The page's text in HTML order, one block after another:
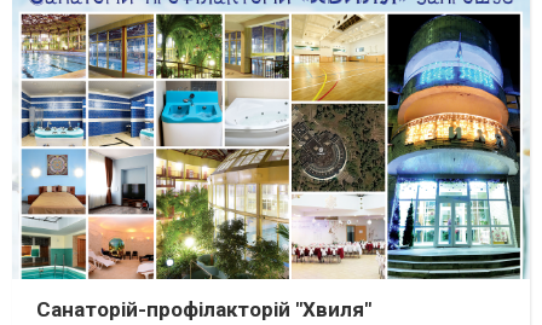
Санаторій-профілакторій "Хвиля"